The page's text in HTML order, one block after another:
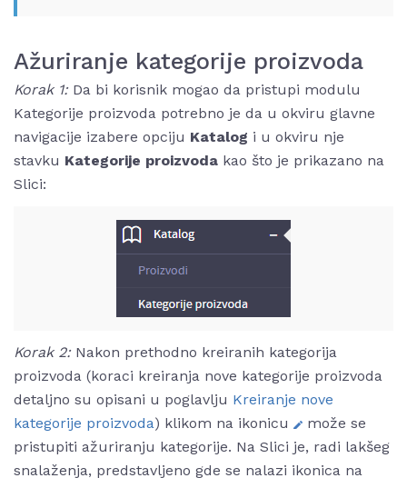
Ažuriranje kategorije proizvoda
Korak 1:Da bi korisnik mogao da pristupi modulu
Kategorije proizvoda potrebno je da u okviru glavne
navigacije izabere opciju Katalog i u okviru nje
stavku Kategorije proizvoda kao što je prikazano na
Slici:
Korak 2: Nakon prethodno kreiranih kategorija
proizvoda (koraci kreiranja nove kategorije proizvoda
detaljno su opisani u poglavlju Kreiranje nove
kategorije proizvoda) klikom na ikonicu
može se
pristupiti ažuriranju kategorije. Na Slici je, radi lakšeg
snalaženja, predstavljeno gde se nalazi ikonica na